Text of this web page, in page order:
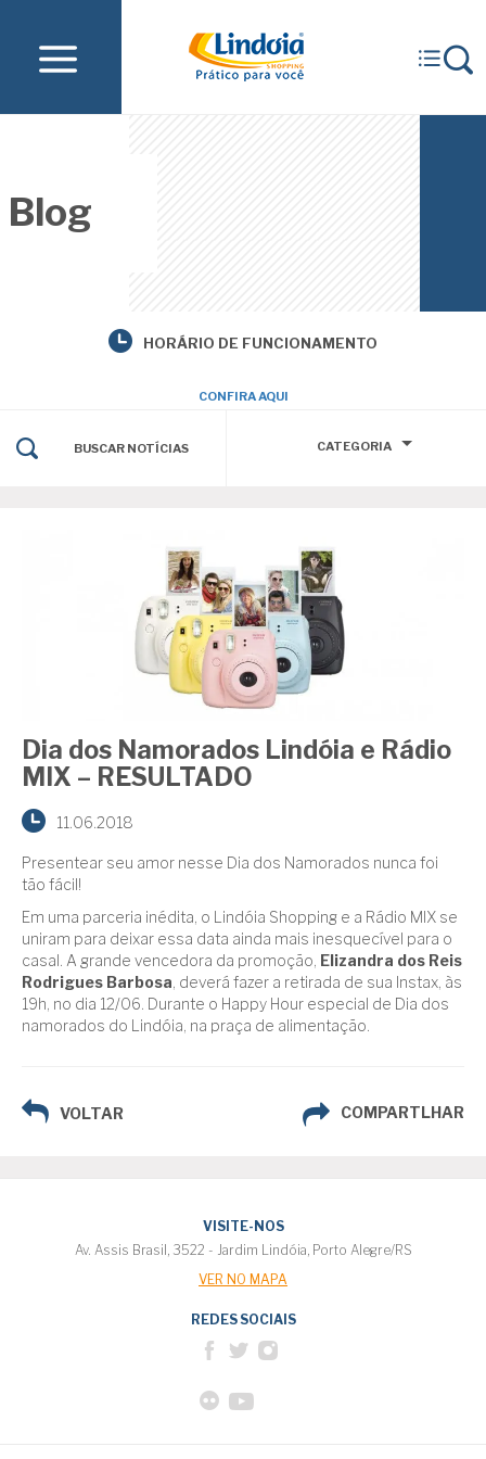
Blog
HORÁRIO DE FUNCIONAMENTO
CONFIRA AQUI
CATEGORIA
Dia dos Namorados Lindóia e Rádio
MIX – RESULTADO
11.06.2018
Presentear seu amor nesse Dia dos Namorados nunca foi
tão fácil!
Em uma parceria inédita, o Lindóia Shopping e a Rádio MIX se
uniram para deixar essa data ainda mais inesquecível para o
casal. A grande vencedora da promoção, Elizandra dos Reis
Rodrigues Barbosa , deverá fazer a retirada de sua Instax, às
19h, no dia 12/06. Durante o Happy Hour especial de Dia dos
namorados do Lindóia, na praça de alimentação.
VOLTAR COMPARTLHAR
VISITE-NOS
Av. Assis Brasil, 3522 - Jardim Lindóia, Porto Alegre/RS
VER NO MAPA
REDES SOCIAIS